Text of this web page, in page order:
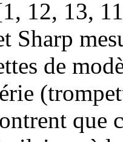
12, 13,
Sharp
de
que